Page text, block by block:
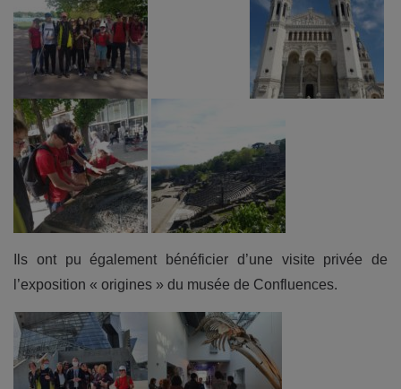
Ils ont pu également bénéficier d’une visite privée de
l’exposition « origines » du musée de Confluences.